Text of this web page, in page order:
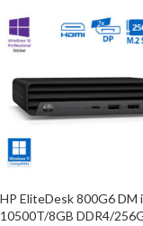
HP EliteDesk 800G6 DM
10500T/8GB DDR4/